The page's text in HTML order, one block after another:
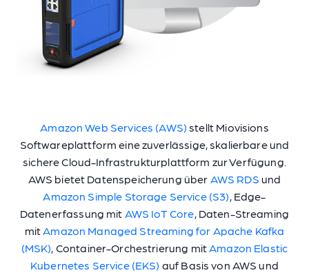
Amazon Web Services (AWS) stellt Miovisions
Softwareplattform eine zuverlässige, skalierbare und
sichere Cloud-Infrastrukturplattform zur Verfügung.
AWS bietet Datenspeicherung über AWS RDS und
Amazon Simple Storage Service (S3), Edge-
Datenerfassung mit AWS IoT Core, Daten-Streaming
mitAmazon Managed Streaming for Apache Kafka
(MSK), Container-Orchestrierung mitAmazon Elastic
Kubernetes Service (EKS) auf Basis von AWS und